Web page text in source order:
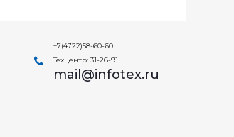
+7(4722)58-60-60
Техцентр: 31-26-91
mail@infotex.ru